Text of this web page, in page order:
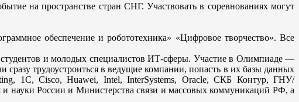
на пространстве стран СНГ. Участвовать в соревнованиях могут
обеспечение и робототехника» «Цифровое творчество». Все
и молодых специалистов ИТ-сферы. Участие в Олимпиаде —
трудоустроиться в ведущие компании, попасть в их базы данных
1С, Cisco, Huawei, Intel, InterSystems, Oracle, СКБ Контур, ГНУ/
науки России и Министерства связи и массовых коммуникаций РФ, а